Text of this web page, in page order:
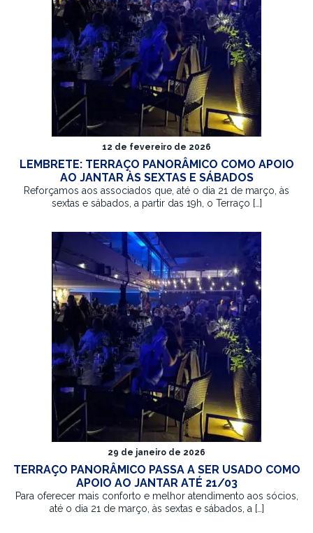
12 de fevereiro de 2026
LEMBRETE: TERRAÇO PANORÂMICO COMO APOIO
AO JANTAR ÀS SEXTAS E SÁBADOS
Reforçamos aos associados que, até o dia 21 de março, às
sextas e sábados, a partir das 19h, o Terraço […]
29 de janeiro de 2026
TERRAÇO PANORÂMICO PASSA A SER USADO COMO
APOIO AO JANTAR ATÉ 21/03
Para oferecer mais conforto e melhor atendimento aos sócios,
até o dia 21 de março, às sextas e sábados, a […]